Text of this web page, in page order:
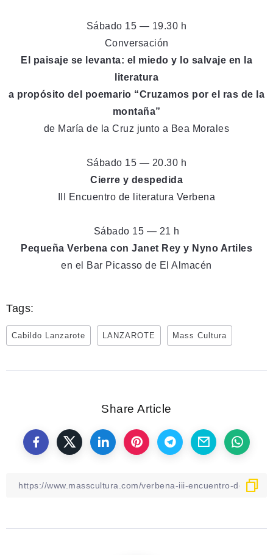
Sábado 15 — 19.30 h
Conversación
El paisaje se levanta: el miedo y lo salvaje en la
literatura
a propósito del poemario “Cruzamos por el ras de la
montaña”
de María de la Cruz junto a Bea Morales
Sábado 15 — 20.30 h
Cierre y despedida
III Encuentro de literatura Verbena
Sábado 15 — 21 h
Pequeña Verbena con Janet Rey y Nyno Artiles
en el Bar Picasso de El Almacén
Tags:
Cabildo Lanzarote LANZAROTE Mass Cultura
Share Article